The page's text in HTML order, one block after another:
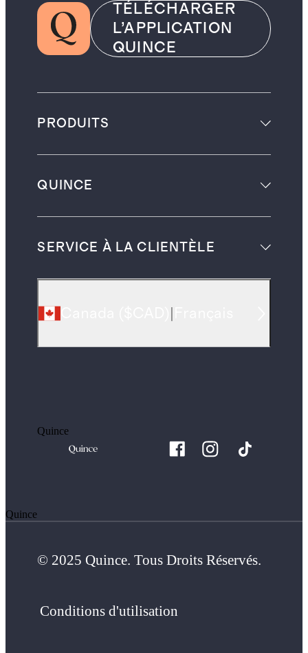
TÉLÉCHARGER
L’APPLICATION
QUINCE
PRODUITS
QUINCE
SERVICE À LA CLIENTÈLE
Quince
Quince
© 2025 Quince. Tous Droits Réservés.
Conditions d'utilisation